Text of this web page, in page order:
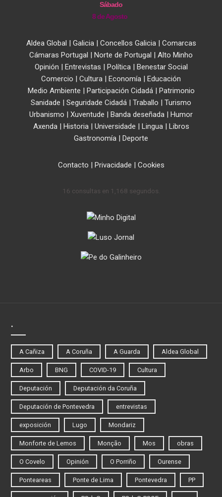
Sábado
8 de Agosto
Aldea Global | Galicia| Concellos Galicia| Comarcas
Cámaras Portugal | Norte de Portugal | Alto Minho
Opinión | Entrevistas | Política| Benestar Social
Comercio | Cultura | Economía | Educación
Medio Ambiente | Participación Cidadá| Patrimonio
Sanidade | Seguridade Cidadá | Traballo | Turismo
Urbanismo | Xuventude | Banda deseñada | Humor
Axenda| Historia| Universidade | Lingua| Libros
Gastronomía | Deporte
Contacto | Privacidade | Cookies
16 consultas en 1,168 segundos.
.
A Cañiza A Coruña A Guarda Aldea Global
Arbo BNG COVID-19 Cultura
Deputación Deputación da Coruña
Deputación de Pontevedra entrevistas
exposición Lugo Mondariz
Monforte de Lemos Monção Mos obras
O Covelo Opinión O Porriño Ourense
Ponteareas Ponte de Lima Pontevedra PP